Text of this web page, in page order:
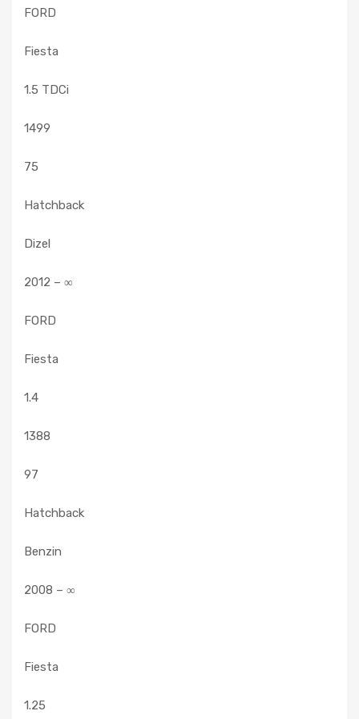
FORD
Fiesta
1.5 TDCi
1499
75
Hatchback
Dizel
2012 – ∞
FORD
Fiesta
1.4
1388
97
Hatchback
Benzin
2008 – ∞
FORD
Fiesta
1.25